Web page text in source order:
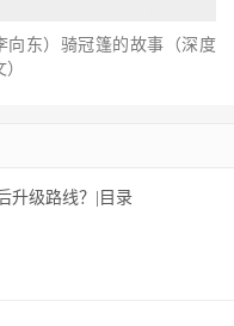
向东）骑冠篷的故事（深度
升级路线？|目录